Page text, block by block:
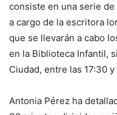
consiste en una serie
a cargo de la escritora
que se llevarán a cabo
en la Biblioteca Infantil,
Ciudad, entre las 17:30 y
Antonia Pérez ha